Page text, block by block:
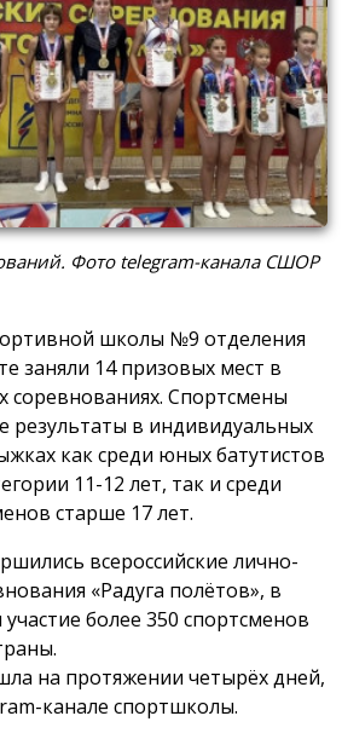
Фото telegram-канала СШОР
школы №9 отделения
заняли 14 призовых мест в
соревнованиях. Спортсмены
результаты в индивидуальных
как среди юных батутистов
11-12 лет, так и среди
старше 17 лет.
всероссийские лично-
«Радуга полётов», в
более 350 спортсменов
на протяжении четырёх дней,
канале спортшколы.